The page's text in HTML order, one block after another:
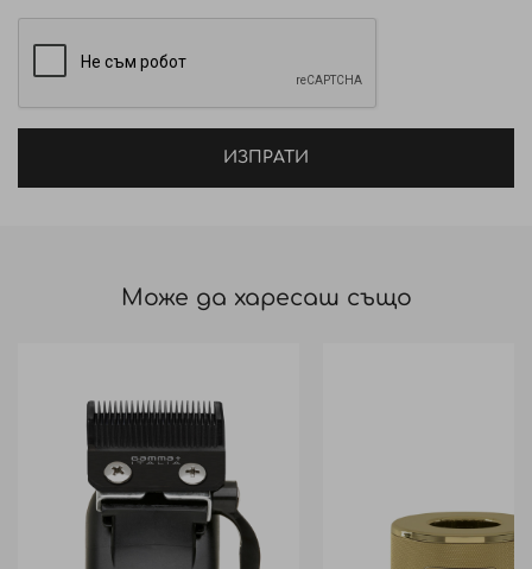
намачкване.
• Премахващ се поднос.
• Автоматично заключване.
• Индикатори за ниво на обем.
24 месеца - Важи за използване на продукта за
домашна употреба.
*Ако при ремонт се установят следи от
професионална употреба, гаранцията ще се
счита за 12 месеца.*
ИЗПРАТИ
Може да харесаш също